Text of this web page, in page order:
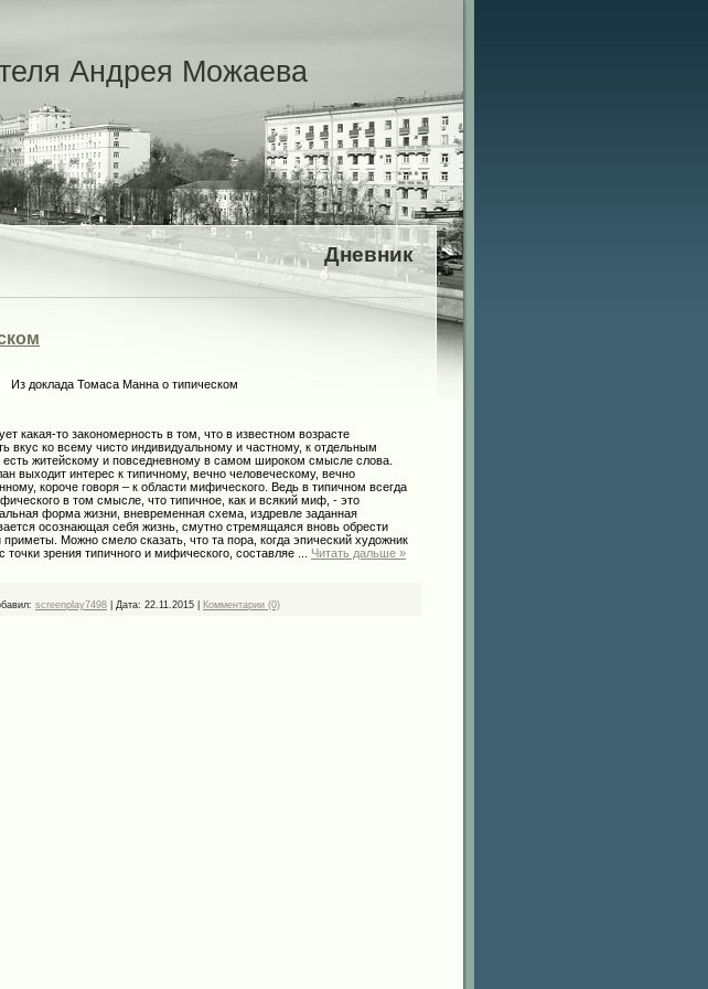
Андрея Можаева
Дневник
Из доклада Томаса Манна о типическом
то закономерность в том, что в известном возрасте
вкус ко всему чисто индивидуальному и частному, к отдельным
есть житейскому и повседневному в самом широком смысле слова.
выходит интерес к типичному, вечно человеческому, вечно
короче говоря – к области мифического. Ведь в типичном всегда
в том смысле, что типичное, как и всякий миф, - это
форма жизни, вневременная схема, издревле заданная
осознающая себя жизнь, смутно стремящаяся вновь обрести
приметы. Можно смело сказать, что та пора, когда эпический художник
зрения типичного и мифического, составляе
Читать дальше »
screenplay7498 Дата: 22.11.2015 Комментарии (0)